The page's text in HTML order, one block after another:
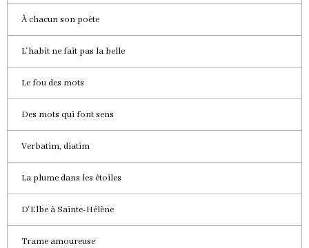
À chacun son poète
L'habit ne fait pas la belle
Le fou des mots
Des mots qui font sens
Verbatim, diatim
La plume dans les étoiles
D'Elbe à Sainte-Hélène
Trame amoureuse